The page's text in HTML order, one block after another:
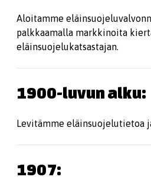
Aloitamme
palkkaamalla markkinoita
eläinsuojelukatsastajan.
1900-luvun alku:
Levitämme eläinsuojelutietoa
1907: